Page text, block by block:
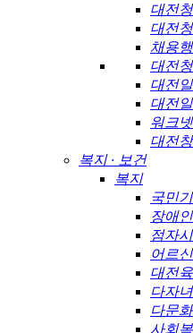
대전
대전
채용
대전
대전
대전
워크넷
대전
복지 · 보건
복지
국민
장애
점자
어르
대전
다자
다문
사회